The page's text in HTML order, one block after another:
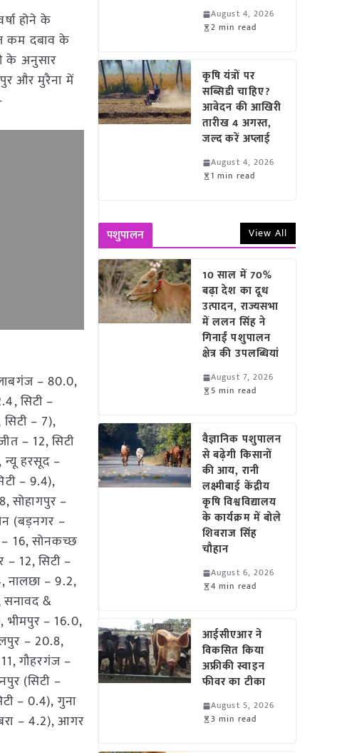
होने के
कम दबाव के
के अनुसार
और मुरैना में
– 80.0,
सिटी –
– 7),
– 12, सिटी
न्यू हरसूद –
– 9.4),
सोहागपुर –
(बड़नगर –
– 16, सोनकच्छ
12, सिटी –
नालछा – 9.2,
सनावद &
भीमपुर – 16.0,
– 20.8,
गौहरगंज –
(सिटी –
– 0.4), गुना
– 4.2), आगर
August 4, 2026
2 min read
कृषि यंत्रों पर
सब्सिडी चाहिए?
आवेदन की आखिरी
तारीख 4 अगस्त,
जल्द करें अप्लाई
August 4, 2026
1 min read
पशुपालन View All
10 साल में 70%
बढ़ा देश का दूध
उत्पादन, राज्यसभा
में ललन सिंह ने
गिनाईं पशुपालन
क्षेत्र की उपलब्धियां
August 7, 2026
5 min read
वैज्ञानिक पशुपालन
से बढ़ेगी किसानों
की आय, रानी
लक्ष्मीबाई केंद्रीय
कृषि विश्वविद्यालय
के कार्यक्रम में बोले
शिवराज सिंह
चौहान
August 6, 2026
4 min read
आईसीएआर ने
विकसित किया
अफ्रीकी स्वाइन
फीवर का टीका
August 5, 2026
3 min read